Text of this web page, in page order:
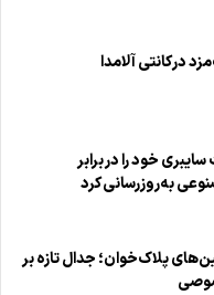
در کانتی آلامدا
سایبری خود را در برابر
به‌روزرسانی کرد
پلاک‌خوان؛ جدال تازه بر